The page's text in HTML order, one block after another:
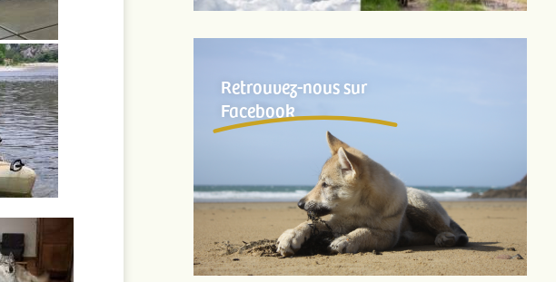
Retrouvez-nous sur
Facebook